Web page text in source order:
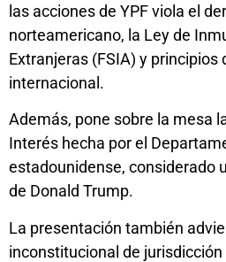
las acciones de YPF viola el
norteamericano, la Ley de
Extranjeras (FSIA) y principios
internacional.
Además, pone sobre la mesa
Interés hecha por el
estadounidense, considerado
de Donald Trump.
La presentación también
inconstitucional de